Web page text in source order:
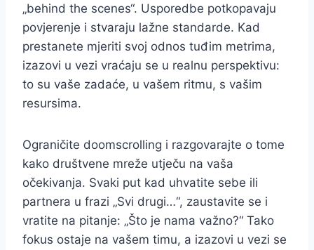
„behind the scenes“. Usporedbe potkopavaju
povjerenje i stvaraju lažne standarde. Kad
prestanete mjeriti svoj odnos tuđim metrima,
izazovi u vezi vraćaju se u realnu perspektivu:
to su vaše zadaće, u vašem ritmu, s vašim
resursima.
Ograničite doomscrolling i razgovarajte o tome
kako društvene mreže utječu na vaša
očekivanja. Svaki put kad uhvatite sebe ili
partnera u frazi „Svi drugi…“, zaustavite se i
vratite na pitanje: „Što je nama važno?“ Tako
fokus ostaje na vašem timu, a izazovi u vezi se